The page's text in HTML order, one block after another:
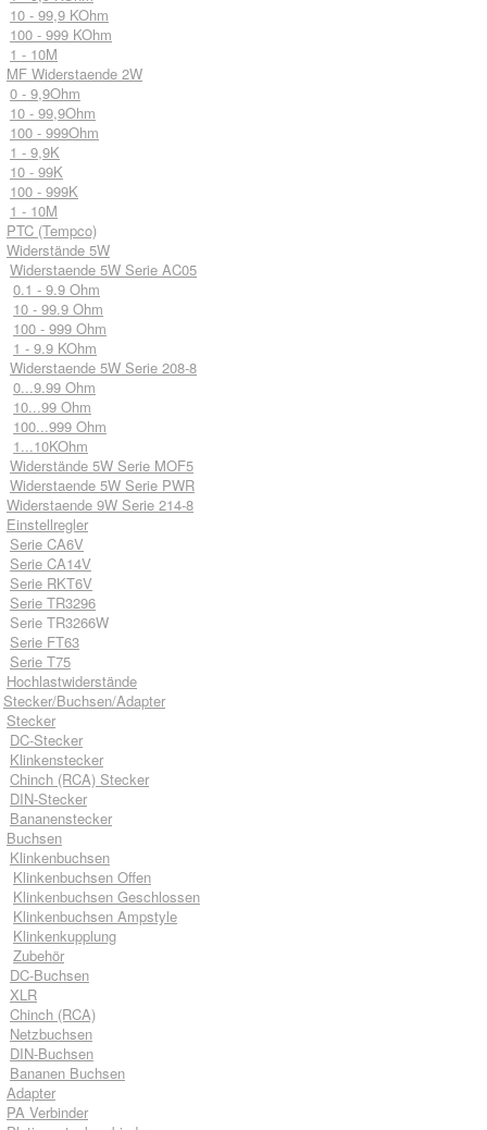
10 - 99,9 KOhm
100 - 999 KOhm
1 - 10M
MF Widerstaende 2W
0 - 9,9Ohm
10 - 99,9Ohm
100 - 999Ohm
1 - 9,9K
10 - 99K
100 - 999K
1 - 10M
PTC (Tempco)
Widerstände 5W
Widerstaende 5W Serie AC05
0.1 - 9.9 Ohm
10 - 99.9 Ohm
100 - 999 Ohm
1 - 9.9 KOhm
Widerstaende 5W Serie 208-8
0...9.99 Ohm
10...99 Ohm
100...999 Ohm
1...10KOhm
Widerstände 5W Serie MOF5
Widerstaende 5W Serie PWR
Widerstaende 9W Serie 214-8
Einstellregler
Serie CA6V
Serie CA14V
Serie RKT6V
Serie TR3296
Serie TR3266W
Serie FT63
Serie T75
Hochlastwiderstände
Stecker/Buchsen/Adapter
Stecker
DC-Stecker
Klinkenstecker
Chinch (RCA) Stecker
DIN-Stecker
Bananenstecker
Buchsen
Klinkenbuchsen
Klinkenbuchsen Offen
Klinkenbuchsen Geschlossen
Klinkenbuchsen Ampstyle
Klinkenkupplung
Zubehör
DC-Buchsen
XLR
Chinch (RCA)
Netzbuchsen
DIN-Buchsen
Bananen Buchsen
Adapter
PA Verbinder